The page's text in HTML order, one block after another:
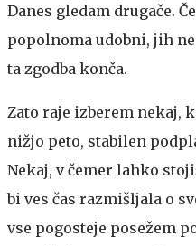
Danes gledam drugače.
popolnoma udobni, jih
ta zgodba konča.
Zato raje izberem nekaj,
nižjo peto, stabilen
Nekaj, v čemer lahko
bi ves čas razmišljala o
vse pogosteje posežem